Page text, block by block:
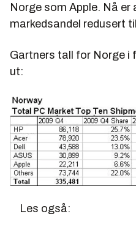
Norge som Apple. Nå er
markedsandel redusert
Gartners tall for Norge i
ut:
Les også: